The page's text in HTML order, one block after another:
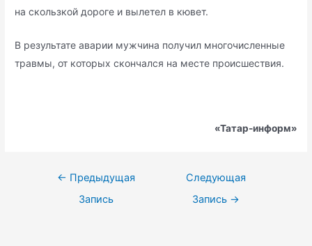
на скользкой дороге и вылетел в кювет.
В результате аварии мужчина получил многочисленные
травмы, от которых скончался на месте происшествия.
«Татар-информ»
Навигация
← Предыдущая
Запись
Следующая
Запись →